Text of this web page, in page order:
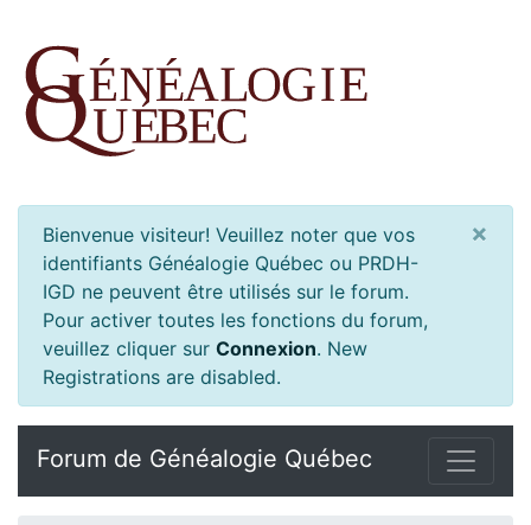
Bienvenue visiteur! Veuillez noter que vos
identifiants Généalogie Québec ou PRDH-
IGD ne peuvent être utilisés sur le forum.
Pour activer toutes les fonctions du forum,
veuillez cliquer sur Connexion. New
Registrations are disabled.
×
Forum de Généalogie Québec